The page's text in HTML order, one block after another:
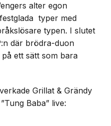
alter egon
typer med
typen. I slutet
där brödra-duon
ett sätt som bara
Grillat & Grändy
Baba” live: